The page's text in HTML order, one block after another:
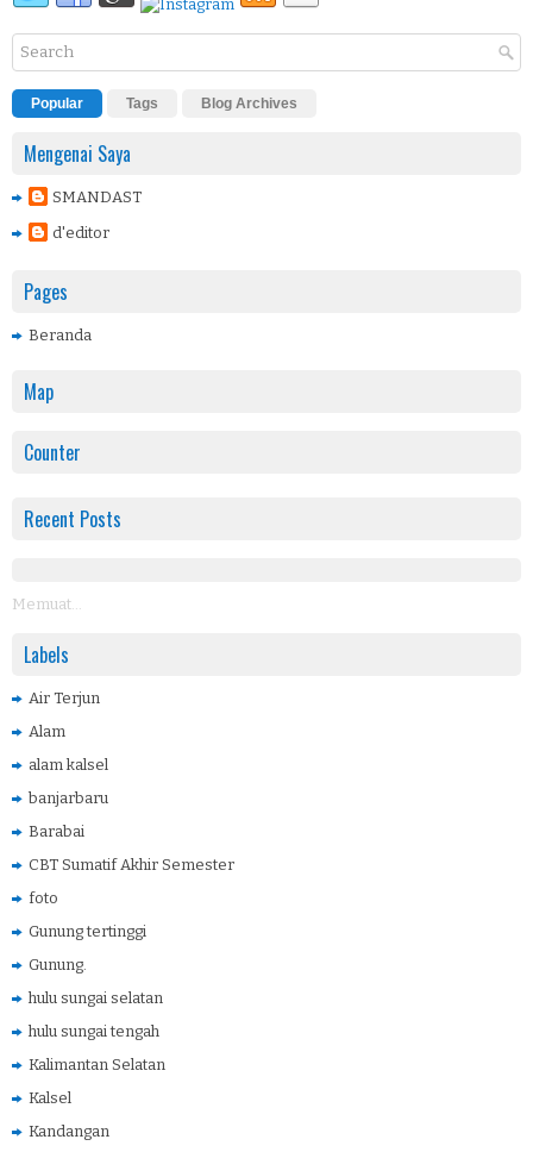
Popular Tags Blog Archives
Mengenai Saya
SMANDAST
d'editor
Pages
Beranda
Map
Counter
Recent Posts
Memuat...
Labels
Air Terjun
Alam
alam kalsel
banjarbaru
Barabai
CBT Sumatif Akhir Semester
foto
Gunung tertinggi
Gunung.
hulu sungai selatan
hulu sungai tengah
Kalimantan Selatan
Kalsel
Kandangan